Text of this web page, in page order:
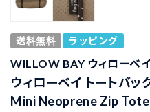
送料無料 ラッピング
WILLOW BAY ウィローベイ
ウィローベイ トートバ
Mini Neoprene Zip Tote